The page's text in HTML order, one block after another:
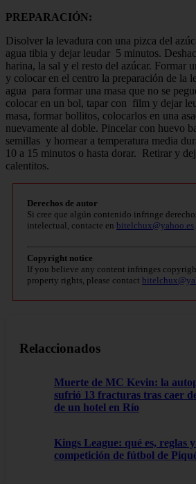
PREPARACIÓN:
Disolver la levadura con una pizca del
agua tibia y dejar leudar 5 minutos.
harina, la sal y el resto del azúcar. Formar
y colocar en el centro la preparación de la
agua para formar una masa que no se
colocar en un bol, tapar con film y dejar
masa, formar bollitos, colocarlos en una
nuevamente al doble. Pincelar con huevo
semillas y hornear a temperatura media
10 a 15 minutos o hasta dorar. Retirar y
calentitos.
Derechos de autor
Si cree que algún contenido infringe
intelectual, contacte en bitelchux@yahoo.es
Copyright notice
If you believe any content infringes
property rights, please contact
Relaccionados
Muerte de MC Kevin: la
sufrió 13 fracturas tras caer
de un hotel en Río
Kings League: qué es, reglas
competición de fútbol de